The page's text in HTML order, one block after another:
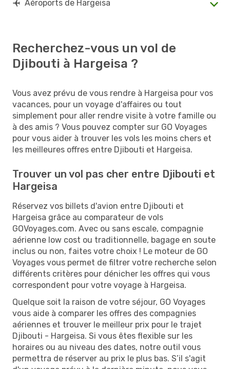
Aéroports de Hargeisa
Recherchez-vous un vol de
Djibouti à Hargeisa ?
Vous avez prévu de vous rendre à Hargeisa pour vos
vacances, pour un voyage d'affaires ou tout
simplement pour aller rendre visite à votre famille ou
à des amis ? Vous pouvez compter sur GO Voyages
pour vous aider à trouver les vols les moins chers et
les meilleures offres entre Djibouti et Hargeisa.
Trouver un vol pas cher entre Djibouti et
Hargeisa
Réservez vos billets d'avion entre Djibouti et
Hargeisa grâce au comparateur de vols
GOVoyages.com. Avec ou sans escale, compagnie
aérienne low cost ou traditionnelle, bagage en soute
inclus ou non, faites votre choix ! Le moteur de GO
Voyages vous permet de filtrer votre recherche selon
différents critères pour dénicher les offres qui vous
correspondent pour votre voyage à Hargeisa.
Quelque soit la raison de votre séjour, GO Voyages
vous aide à comparer les offres des compagnies
aériennes et trouver le meilleur prix pour le trajet
Djibouti - Hargeisa. Si vous êtes flexible sur les
horaires ou au niveau des dates, notre outil vous
permettra de réserver au prix le plus bas. S’il s'agit